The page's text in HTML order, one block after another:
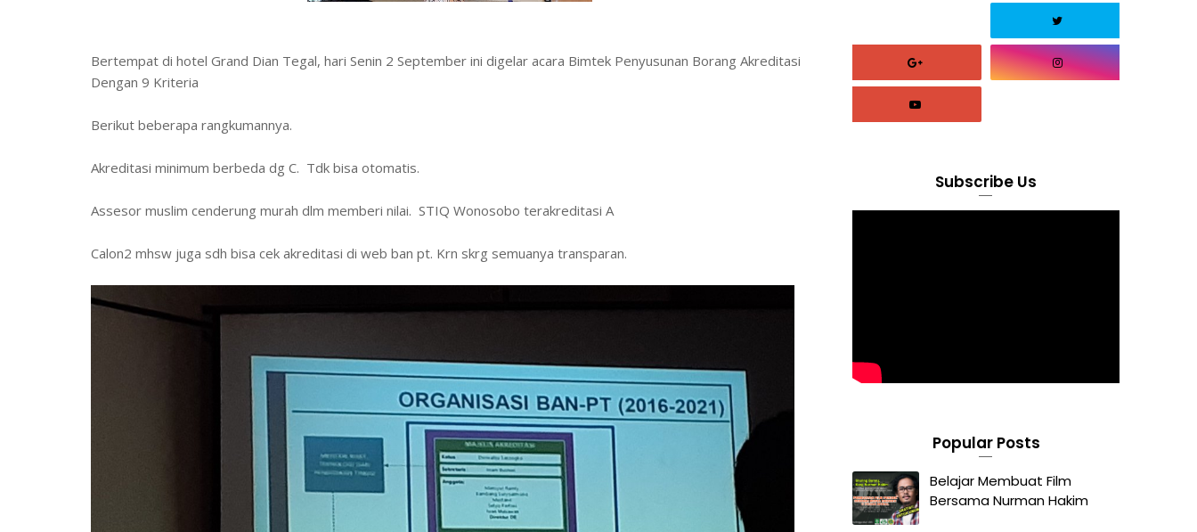
Bertempat di hotel Grand Dian Tegal, hari Senin 2 September ini digelar acara Bimtek Penyusunan Borang Akreditasi
Dengan 9 Kriteria
Berikut beberapa rangkumannya.
Akreditasi minimum berbeda dg C. Tdk bisa otomatis.
Assesor muslim cenderung murah dlm memberi nilai. STIQ Wonosobo terakreditasi A
Calon2 mhsw juga sdh bisa cek akreditasi di web ban pt. Krn skrg semuanya transparan.
Subscribe Us
Popular Posts
Belajar Membuat Film
Bersama Nurman Hakim